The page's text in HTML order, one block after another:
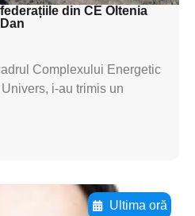
din CE Oltenia
Complexului Energetic
i-au trimis un
Ultima oră